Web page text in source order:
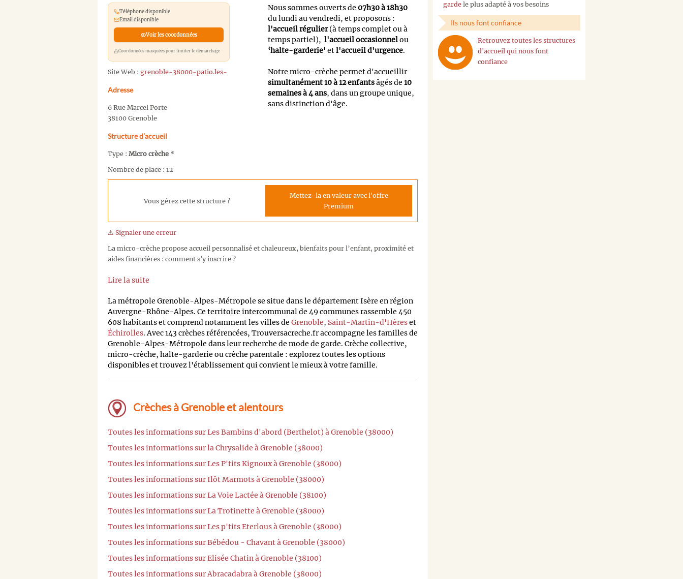
Téléphone disponible
Email disponible
Voir les coordonnées
Coordonnées masquées pour limiter le démarchage
Site Web : grenoble-38000-patio.les-
Adresse
6 Rue Marcel Porte
38100 Grenoble
Structure d’accueil
Type : Micro crèche *
Nombre de place : 12
Nous sommes ouverts de 07h30 à 18h30
du lundi au vendredi, et proposons :
l'accueil régulier(à temps complet ou à
temps partiel), l'accueil occasionnelou
‘halte-garderie' etl'accueil d'urgence.
Notre micro-crèche permet d'accueillir
simultanément 10 à 12 enfantsâgés de 10
semaines à 4 ans, dans un groupe unique,
sans distinction d'âge.
Vous gérez cette structure ?
Mettez-la en valeur avec l'offre
Premium
⚠️ Signaler une erreur
La micro-crèche propose accueil personnalisé et chaleureux, bienfaits pour l’enfant, proximité et
aides financières : comment s'y inscrire ?
Lire la suite
La métropole Grenoble-Alpes-Métropole se situe dans le département Isère en région
Auvergne-Rhône-Alpes. Ce territoire intercommunal de 49 communes rassemble 450
608 habitants et comprend notamment les villes de Grenoble, Saint-Martin-d'Hèreset
Échirolles. Avec 143 crèches référencées, Trouversacreche.fr accompagne les familles de
Grenoble-Alpes-Métropole dans leur recherche de mode de garde. Crèche collective,
micro-crèche, halte-garderie ou crèche parentale : explorez toutes les options
disponibles et trouvez l'établissement qui convient le mieux à votre famille.
Crèches à Grenoble et alentours
Toutes les informations sur Les Bambins d'abord (Berthelot) à Grenoble (38000)
Toutes les informations sur la Chrysalide à Grenoble (38000)
Toutes les informations sur Les P'tits Kignoux à Grenoble (38000)
Toutes les informations sur Ilôt Marmots à Grenoble (38000)
Toutes les informations sur La Voie Lactée à Grenoble (38100)
Toutes les informations sur La Trotinette à Grenoble (38000)
Toutes les informations sur Les p'tits Eterlous à Grenoble (38000)
Toutes les informations sur Bébédou - Chavant à Grenoble (38000)
Toutes les informations sur Elisée Chatin à Grenoble (38100)
Toutes les informations sur Abracadabra à Grenoble (38000)
garde le plus adapté à vos besoins
Ils nous font confiance
Retrouvez toutes les structures
d'accueil qui nous font
confiance